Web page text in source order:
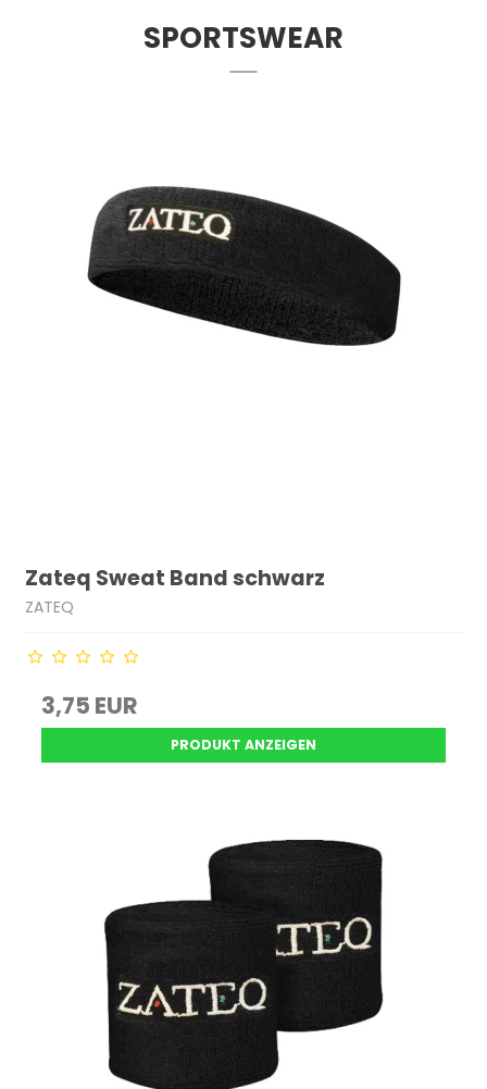
SPORTSWEAR
Zateq Sweat Band schwarz
ZATEQ
3,75 EUR
PRODUKT ANZEIGEN